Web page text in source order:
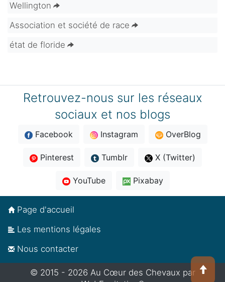
Wellington
Association et société de race
état de floride
Retrouvez-nous sur les réseaux
sociaux et nos blogs
Facebook Instagram OverBlog
Pinterest Tumblr X (Twitter)
YouTube Pixabay
Page d'accueil
Les mentions légales
Nous contacter
© 2015 - 2026 Au Cœur des Chevaux par